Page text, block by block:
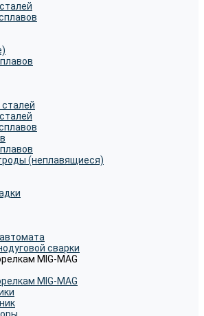
(неплавящиеся)
сварки
MIG-MAG
MIG-MAG